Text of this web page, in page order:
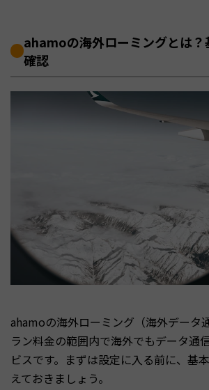
ahamoの海外ローミングとは？
確認
ahamoの海外ローミング（海外データ
ラン料金の範囲内で海外でもデータ通
ビスです。まずは設定に入る前に、基
えておきましょう。